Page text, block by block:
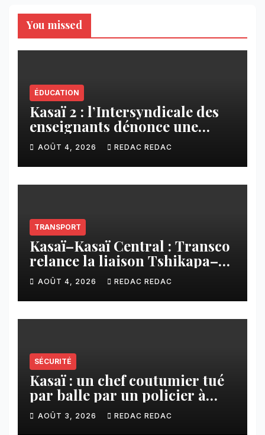
You missed
ÉDUCATION
Kasaï 2 : l’Intersyndicale des
enseignants dénonce une
contribution financière
imposée aux écoles de la
CNCA
AOÛT 4, 2026 REDAC REDAC
TRANSPORT
Kasaï–Kasaï Central : Transco
relance la liaison Tshikapa–
Tshiamu pour faciliter les
échanges
AOÛT 4, 2026 REDAC REDAC
SÉCURITÉ
Kasaï : un chef coutumier tué
par balle par un policier à
Kamuesha, la tension monte
AOÛT 3, 2026 REDAC REDAC